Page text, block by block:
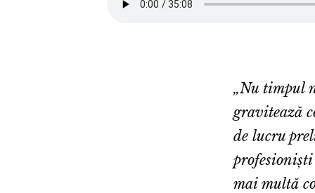
„Nu timpul
gravitează
de lucru
mai multă